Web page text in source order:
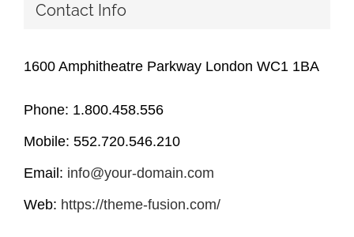
Contact Info
1600 Amphitheatre Parkway London WC1 1BA
Phone: 1.800.458.556
Mobile: 552.720.546.210
Email: info@your-domain.com
Web: https://theme-fusion.com/